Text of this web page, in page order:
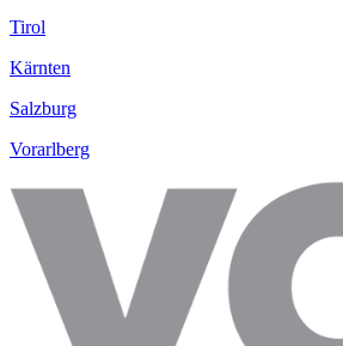
Tirol
Kärnten
Salzburg
Vorarlberg